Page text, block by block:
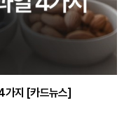
검사는? [카드뉴스]